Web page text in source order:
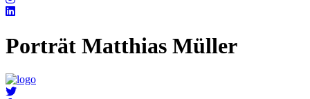
Porträt Matthias Müller